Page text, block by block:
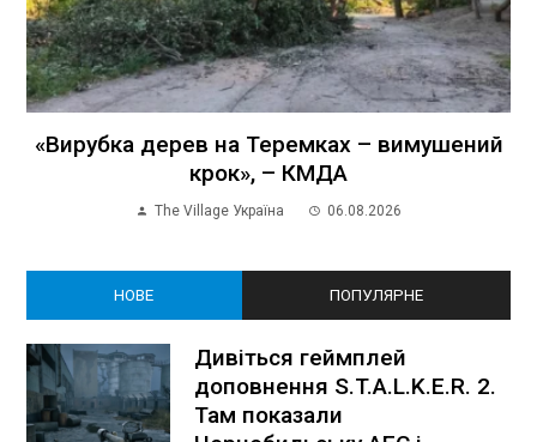
«Вирубка дерев на Теремках – вимушений
крок», – КМДА
The Village Україна 06.08.2026
НОВЕ ПОПУЛЯРНЕ
Дивіться геймплей
доповнення S.T.A.L.K.E.R. 2.
Там показали